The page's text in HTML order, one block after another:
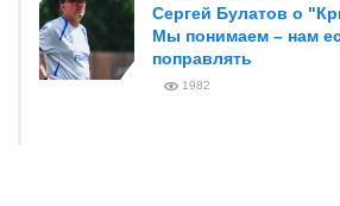
Сергей Булатов о
Мы понимаем – нам
поправлять
1982